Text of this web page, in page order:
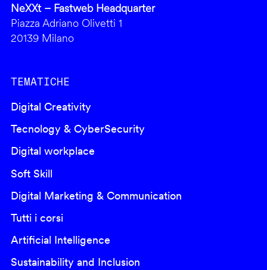
NeXXt – Fastweb Headquarter
Piazza Adriano Olivetti 1
20139 Milano
TEMATICHE
Digital Creativity
Tecnology & CyberSecurity
Digital workplace
Soft Skill
Digital Marketing & Communication
Tutti i corsi
Artificial Intelligence
Sustainability and Inclusion